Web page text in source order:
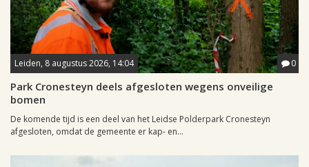
Leiden, 8 augustus 2026, 14:04 0
Park Cronesteyn deels afgesloten wegens onveilige
bomen
De komende tijd is een deel van het Leidse Polderpark Cronesteyn
afgesloten, omdat de gemeente er kap- en...